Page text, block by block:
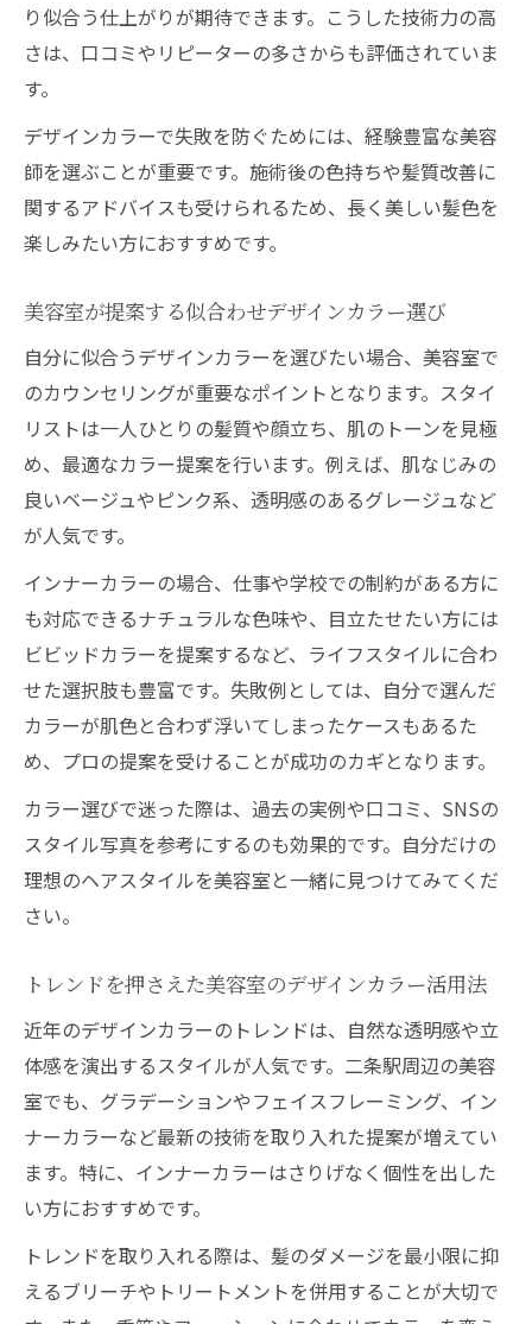
り似合う仕上がりが期待できます。こうした技術力の高
さは、口コミやリピーターの多さからも評価されていま
す。
デザインカラーで失敗を防ぐためには、経験豊富な美容
師を選ぶことが重要です。施術後の色持ちや髪質改善に
関するアドバイスも受けられるため、長く美しい髪色を
楽しみたい方におすすめです。
美容室が提案する似合わせデザインカラー選び
自分に似合うデザインカラーを選びたい場合、美容室で
のカウンセリングが重要なポイントとなります。スタイ
リストは一人ひとりの髪質や顔立ち、肌のトーンを見極
め、最適なカラー提案を行います。例えば、肌なじみの
良いベージュやピンク系、透明感のあるグレージュなど
が人気です。
インナーカラーの場合、仕事や学校での制約がある方に
も対応できるナチュラルな色味や、目立たせたい方には
ビビッドカラーを提案するなど、ライフスタイルに合わ
せた選択肢も豊富です。失敗例としては、自分で選んだ
カラーが肌色と合わず浮いてしまったケースもあるた
め、プロの提案を受けることが成功のカギとなります。
カラー選びで迷った際は、過去の実例や口コミ、SNSの
スタイル写真を参考にするのも効果的です。自分だけの
理想のヘアスタイルを美容室と一緒に見つけてみてくだ
さい。
トレンドを押さえた美容室のデザインカラー活用法
近年のデザインカラーのトレンドは、自然な透明感や立
体感を演出するスタイルが人気です。二条駅周辺の美容
室でも、グラデーションやフェイスフレーミング、イン
ナーカラーなど最新の技術を取り入れた提案が増えてい
ます。特に、インナーカラーはさりげなく個性を出した
い方におすすめです。
トレンドを取り入れる際は、髪のダメージを最小限に抑
えるブリーチやトリートメントを併用することが大切で